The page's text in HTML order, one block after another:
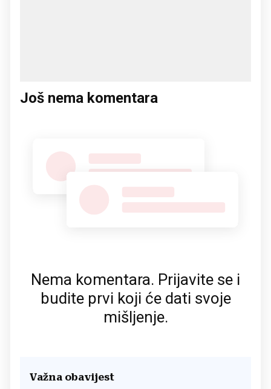
Još nema komentara
Nema komentara. Prijavite se i
budite prvi koji će dati svoje
mišljenje.
Važna obavijest